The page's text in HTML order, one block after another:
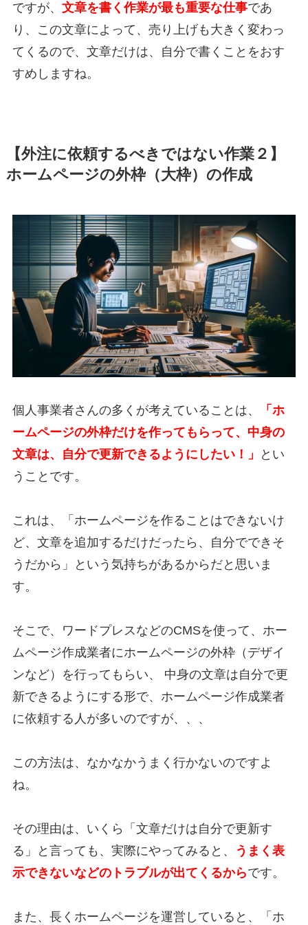
ですが、 文章を書く作業が最も重要な仕事であ
り、この文章によって、売り上げも大きく変わっ
てくるので、文章だけは、自分で書くことをおす
すめしますね。
【外注に依頼するべきではない作業２】
ホームページの外枠（大枠）の作成
個人事業者さんの多くが考えていることは、
「ホ
ームページの外枠だけを作ってもらって、中身の
文章は、自分で更新できるようにしたい！」
とい
うことです。
これは、「ホームページを作ることはできないけ
ど、文章を追加するだけだったら、自分でできそ
うだから」という気持ちがあるからだと思いま
す。
そこで、ワードプレスなどのCMSを使って、ホー
ムページ作成業者にホームページの外枠（デザイ
ンなど）を行ってもらい、 中身の文章は自分で更
新できるようにする形で、ホームページ作成業者
に依頼する人が多いのですが、、、
この方法は、なかなかうまく行かないのですよ
ね。
その理由は、いくら「文章だけは自分で更新す
る」と言っても、実際にやってみると、
うまく表
示できないなどのトラブルが出てくるからです。
また、長くホームページを運営していると、「ホ